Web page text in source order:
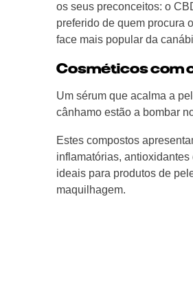
os seus preconceitos: o
preferido de quem procura
face mais popular da
Cosméticos com
Um sérum que acalma a
cânhamo estão a bombar
Estes compostos
inflamatórias,
ideais para produtos de
maquilhagem.